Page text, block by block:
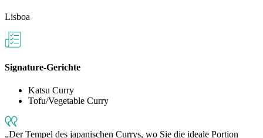
Lisboa
Signature-Gerichte
Katsu Curry
Tofu/Vegetable Curry
Der Tempel des japanischen Currys, wo Sie die ideale Portion